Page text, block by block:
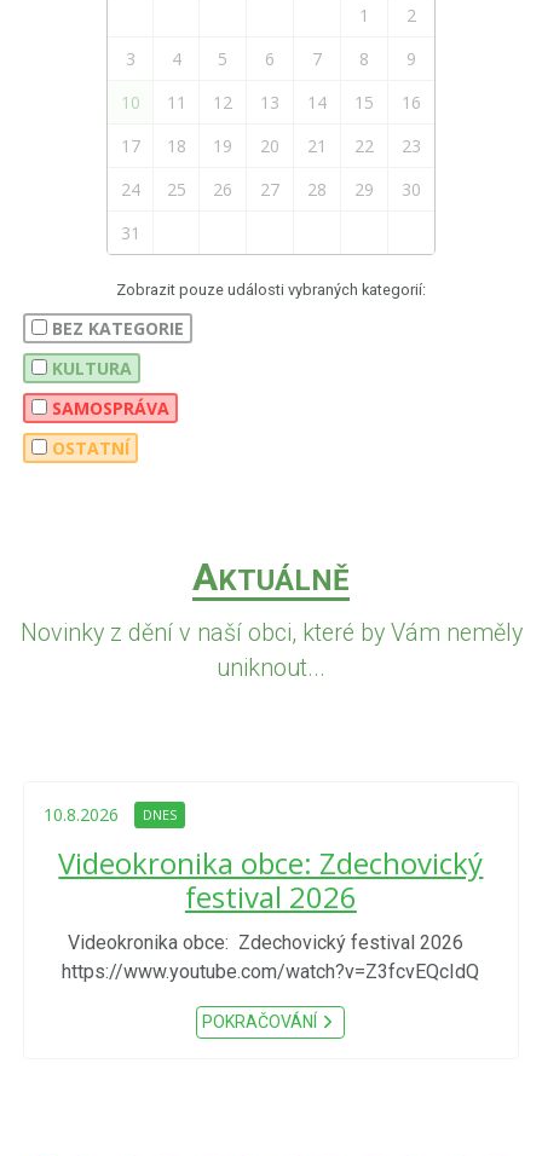
1
2
3
4 5 6 7 8
9
10
11 12 13 14 15
16
17
18 19 20 21 22
23
24
25 26 27 28 29
30
31
Zobrazit pouze události vybraných kategorií:
BEZ KATEGORIE
KULTURA
SAMOSPRÁVA
OSTATNÍ
AKTUÁLNĚ
Novinky z dění v naší obci, které by Vám neměly
uniknout...
10.8.2026 DNES
Videokronika obce: Zdechovický
festival 2026
Videokronika obce: Zdechovický festival 2026
https://www.youtube.com/watch?v=Z3fcvEQcIdQ
POKRAČOVÁNÍ